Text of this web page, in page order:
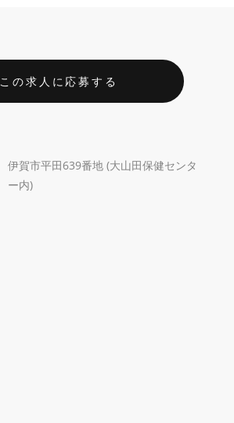
この求人に応募する
伊賀市平田639番地 (大山田保健センタ
ー内)